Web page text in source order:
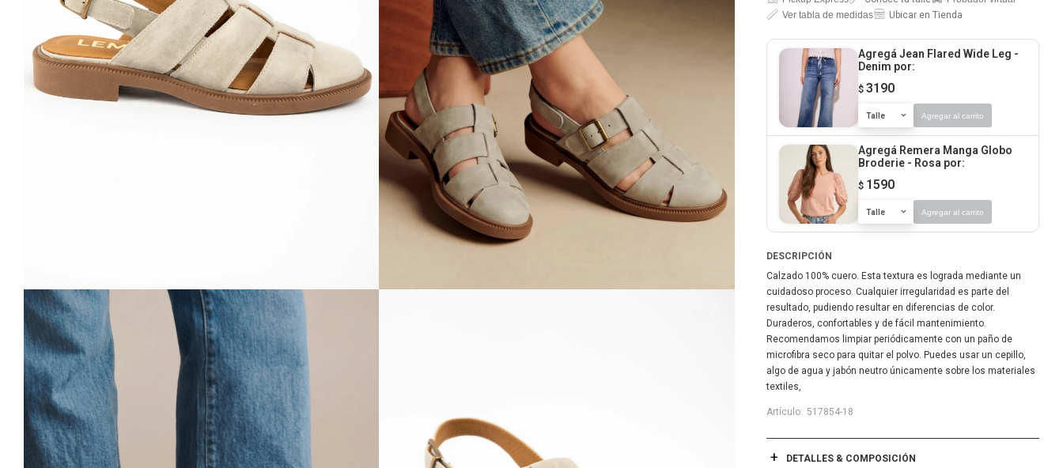
Ver tabla de medidas
Ubicar en Tienda
Agregá Jean Flared Wide Leg -
Denim por:
$ 3190
Talle Agregar al carrito
Agregá Remera Manga Globo
Broderie - Rosa por:
$ 1590
Talle Agregar al carrito
DESCRIPCIÓN
Calzado 100% cuero. Esta textura es lograda mediante un
cuidadoso proceso. Cualquier irregularidad es parte del
resultado, pudiendo resultar en diferencias de color.
Duraderos, confortables y de fácil mantenimiento.
Recomendamos limpiar periódicamente con un paño de
microfibra seco para quitar el polvo. Puedes usar un cepillo,
algo de agua y jabón neutro únicamente sobre los materiales
textiles,
517854-18
DETALLES & COMPOSICIÓN